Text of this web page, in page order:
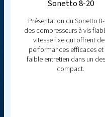
jamais auparavant avec
du système plus
réel, aux diagnostics
intégrées, vous maîtrisez
potentiels, réduisez les
à passer à l’étape